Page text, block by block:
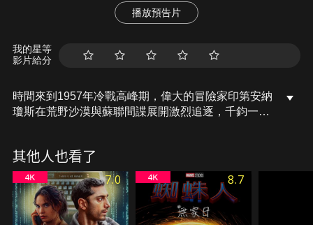
播放預告片
我的星等
影片給分
時間來到1957年冷戰高峰期，偉大的冒險家印第安納
瓊斯在荒野沙漠與蘇聯間諜展開激烈追逐，千鈞一髮
的”阿卡特水晶骷髏”。二人來到秘魯森林的古代墓
地，尋找傳說中的黃金城，但很快的他們發現了蘇聯
女特務也想取得水晶骷髏，好讓蘇聯帝國能統治全世
界。為了阻止威力強大的神秘古物落入壞人手中，二
人突破重重阻礙，展開了最驚險的冒險旅程…
其他人也看了
7.0 8.7